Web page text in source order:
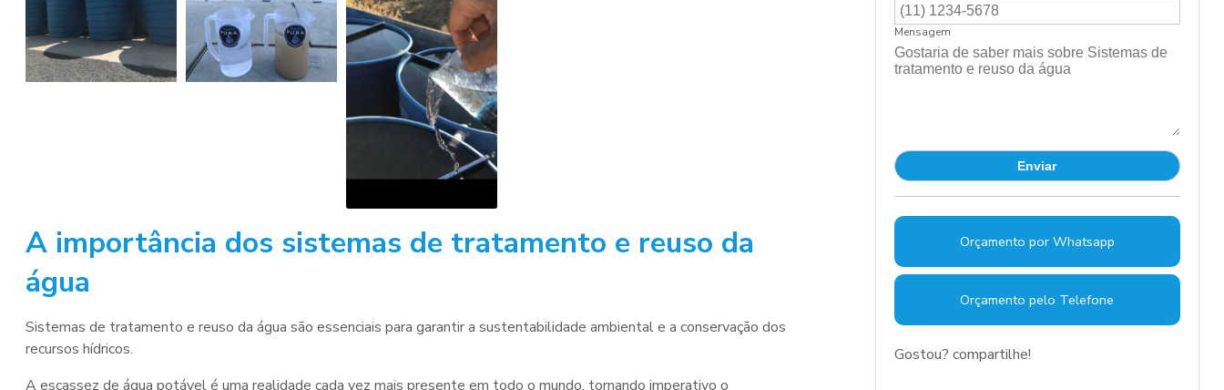
A importância dos sistemas de tratamento e reuso da
água
Sistemas de tratamento e reuso da água são essenciais para garantir a sustentabilidade ambiental e a conservação dos
recursos hídricos.
A escassez de água potável é uma realidade cada vez mais presente em todo o mundo, tornando imperativo o
Mensagem
Orçamento por Whatsapp
Orçamento pelo Telefone
Gostou? compartilhe!